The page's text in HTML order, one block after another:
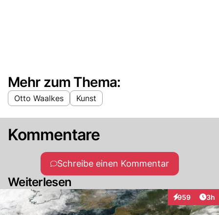
Mehr zum Thema:
Otto Waalkes Kunst
Kommentare
Schreibe einen Kommentar
Weiterlesen
959
Interaktionen
3h